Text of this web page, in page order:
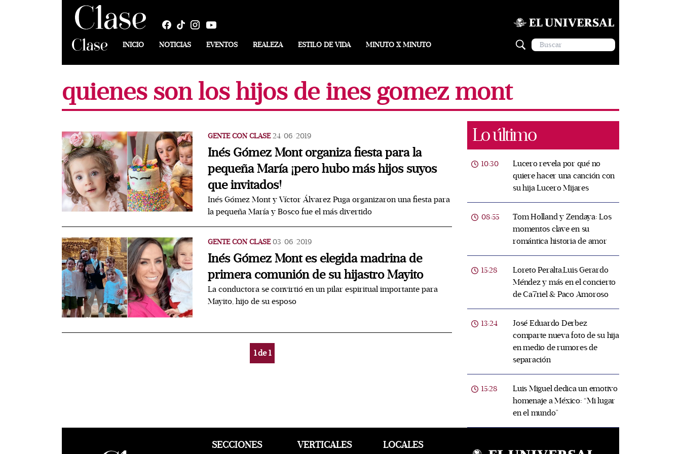
INICIO NOTICIAS EVENTOS REALEZA ESTILO DE VIDA MINUTO X MINUTO
quienes son los hijos de ines gomez mont
GENTE CON CLASE 24/06/2019
Inés Gómez Mont organiza fiesta para la
pequeña María ¡pero hubo más hijos suyos
que invitados!
Inés Gómez Mont y Víctor Álvarez Puga organizaron una fiesta para
la pequeña María y Bosco fue el más divertido
GENTE CON CLASE 03/06/2019
Inés Gómez Mont es elegida madrina de
primera comunión de su hijastro Mayito
La conductora se convirtió en un pilar espiritual importante para
Mayito, hijo de su esposo
1de1
Lo último
10:30
Lucero revela por qué no
quiere hacer una canción con
su hija Lucero Mijares
08:55
Tom Holland y Zendaya: Los
momentos clave en su
romántica historia de amor
15:28
Loreto Peralta,Luis Gerardo
Méndez y más en el concierto
de Ca7riel & Paco Amoroso
13:24
José Eduardo Derbez
comparte nueva foto de su hija
en medio de rumores de
separación
15:28
Luis Miguel dedica un emotivo
homenaje a México: “Mi lugar
en el mundo”
SECCIONES VERTICALES LOCALES